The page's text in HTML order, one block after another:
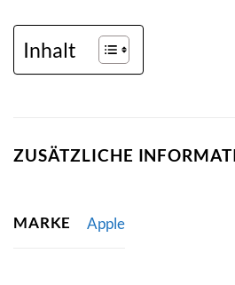
Inhalt
ZUSÄTZLICHE
MARKE Apple